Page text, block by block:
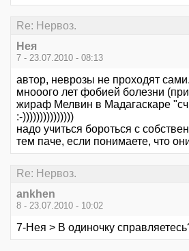
Re: Нервоз.
Нея
7 - 23.07.2010 - 08:13
автор, неврозы не проходят
мнооого лет фобией болезни
жираф Мелвин в Мадагаскаре
:-)))))))))))))))
надо учиться бороться с
тем паче, если понимаете, что
Re: Нервоз.
ankhen
8 - 23.07.2010 - 10:02
7-Нея > В одиночку